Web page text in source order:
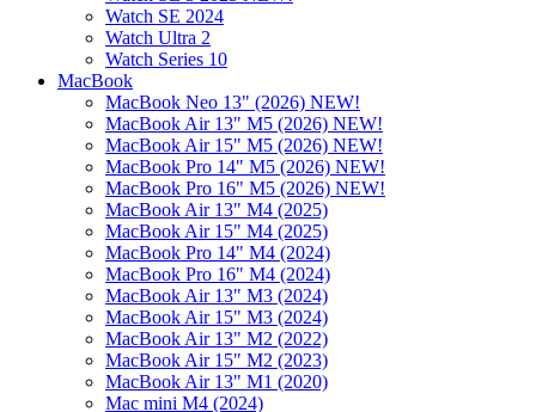
Watch SE 2024
Watch Ultra 2
Watch Series 10
MacBook
MacBook Neo 13" (2026) NEW!
MacBook Air 13" M5 (2026) NEW!
MacBook Air 15" M5 (2026) NEW!
MacBook Pro 14" M5 (2026) NEW!
MacBook Pro 16" M5 (2026) NEW!
MacBook Air 13" M4 (2025)
MacBook Air 15" M4 (2025)
MacBook Pro 14" M4 (2024)
MacBook Pro 16" M4 (2024)
MacBook Air 13" M3 (2024)
MacBook Air 15" M3 (2024)
MacBook Air 13" M2 (2022)
MacBook Air 15" M2 (2023)
MacBook Air 13" M1 (2020)
Mac mini M4 (2024)